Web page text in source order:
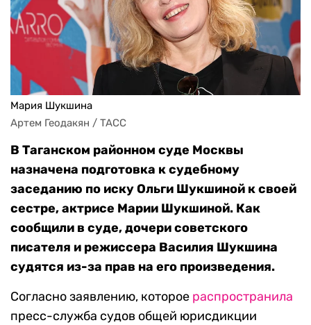
Мария Шукшина
Артем Геодакян / TACC
В Таганском районном суде Москвы
назначена подготовка к судебному
заседанию по иску Ольги Шукшиной к своей
сестре, актрисе Марии Шукшиной. Как
сообщили в суде, дочери советского
писателя и режиссера Василия Шукшина
судятся из-за прав на его произведения.
Согласно заявлению, которое распространила
пресс-служба судов общей юрисдикции